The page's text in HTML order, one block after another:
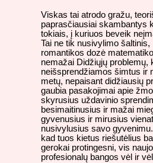
Viskas tai atrodo gražu,
paprasčiausiai skambantys
tokiais, į kuriuos beveik
Tai ne tik nusivylimo šaltinis,
romantikos dozė
nemažai Didžiųjų problemų,
neišsprendžiamos šimtus ir
metų, nepaisant didžiausių
gaubia pasakojimai apie
skyrusius uždavinio
besimaitinusius ir mažai
gyvenusius ir mirusius
nusivylusius savo
kad tuos kietus riešutėlius
gerokai protingesni, vis
profesionalų bangos vėl ir